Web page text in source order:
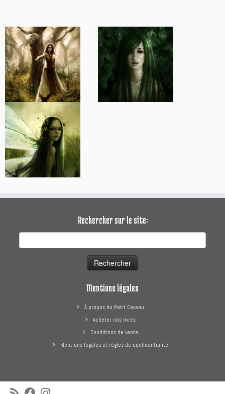
.
Rechercher sur le site:
Mentions légales
À propos du Petit Caveau
Acheter nos livres
Conditions de vente
Mentions légales et règles de confidentialité